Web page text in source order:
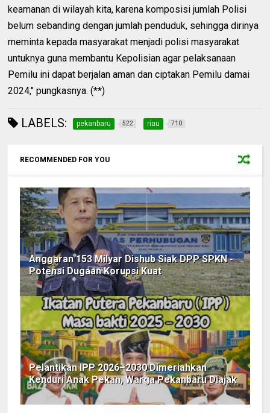
keamanan di wilayah kita, karena komposisi jumlah Polisi
belum sebanding dengan jumlah penduduk, sehingga dirinya
meminta kepada masyarakat menjadi polisi masyarakat
untuknya guna membantu Kepolisian agar pelaksanaan
Pemilu ini dapat berjalan aman dan ciptakan Pemilu damai
2024," pungkasnya. (**)
LABELS: pekanbaru 522 riau 710
RECOMMENDED FOR YOU
Anggaran 153 Milyar Dishub Siak DPP SPKN -
Potensi Dugaan Korupsi Kuat
Pelantikan IPP 2026–2030 Dimeriahkan
Kenduri Anak Pekan, Warga Pekanbaru Diajak